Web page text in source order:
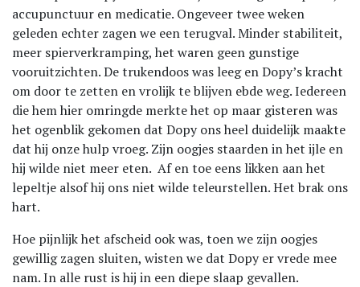
accupunctuur en medicatie. Ongeveer twee weken
geleden echter zagen we een terugval. Minder stabiliteit,
meer spierverkramping, het waren geen gunstige
vooruitzichten. De trukendoos was leeg en Dopy’s kracht
om door te zetten en vrolijk te blijven ebde weg. Iedereen
die hem hier omringde merkte het op maar gisteren was
het ogenblik gekomen dat Dopy ons heel duidelijk maakte
dat hij onze hulp vroeg. Zijn oogjes staarden in het ijle en
hij wilde niet meer eten. Af en toe eens likken aan het
lepeltje alsof hij ons niet wilde teleurstellen. Het brak ons
hart.
Hoe pijnlijk het afscheid ook was, toen we zijn oogjes
gewillig zagen sluiten, wisten we dat Dopy er vrede mee
nam. In alle rust is hij in een diepe slaap gevallen.